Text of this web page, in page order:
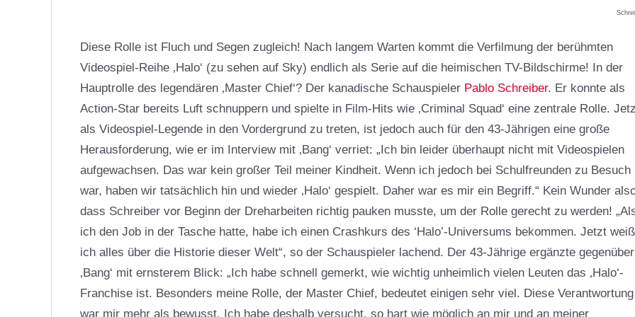
Diese Rolle ist Fluch und Segen zugleich! Nach langem Warten kommt die Verfilmung der berühmten
Videospiel-Reihe ‚Halo‘ (zu sehen auf Sky) endlich als Serie auf die heimischen TV-Bildschirme! In der
Hauptrolle des legendären ‚Master Chief‘? Der kanadische Schauspieler Pablo Schreiber. Er konnte als
Action-Star bereits Luft schnuppern und spielte in Film-Hits wie ‚Criminal Squad‘ eine zentrale Rolle.
als Videospiel-Legende in den Vordergrund zu treten, ist jedoch auch für den 43-Jährigen eine große
Herausforderung, wie er im Interview mit ‚Bang‘ verriet: „Ich bin leider überhaupt nicht mit Videospielen
aufgewachsen. Das war kein großer Teil meiner Kindheit. Wenn ich jedoch bei Schulfreunden zu Besuch
war, haben wir tatsächlich hin und wieder ‚Halo‘ gespielt. Daher war es mir ein Begriff.“ Kein Wunder
dass Schreiber vor Beginn der Dreharbeiten richtig pauken musste, um der Rolle gerecht zu werden!
ich den Job in der Tasche hatte, habe ich einen Crashkurs des ‘Halo’-Universums bekommen. Jetzt weiß
ich alles über die Historie dieser Welt“, so der Schauspieler lachend. Der 43-Jährige ergänzte gegenüber
‚Bang‘ mit ernsterem Blick: „Ich habe schnell gemerkt, wie wichtig unheimlich vielen Leuten das ‚Halo‘-
Franchise ist. Besonders meine Rolle, der Master Chief, bedeutet einigen sehr viel. Diese Verantwortung
war mir mehr als bewusst. Ich habe deshalb versucht, so hart wie möglich an mir und an meiner